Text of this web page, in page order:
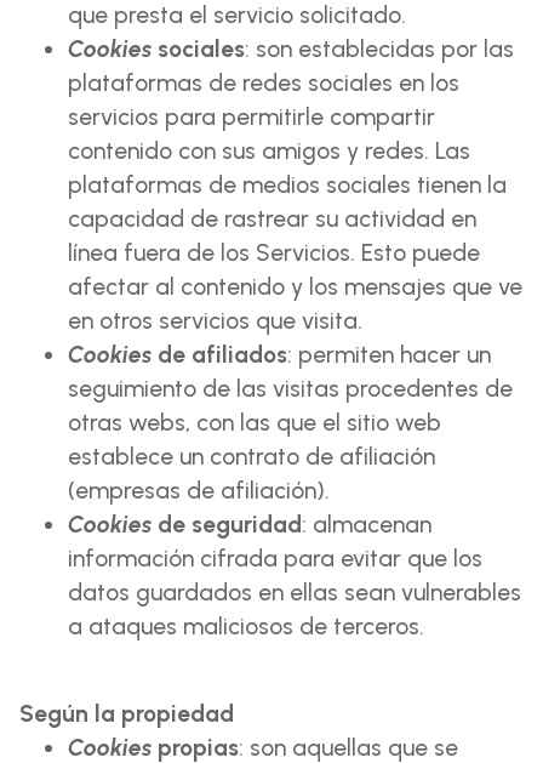
que presta el servicio solicitado.
Cookies sociales: son establecidas por las
plataformas de redes sociales en los
servicios para permitirle compartir
contenido con sus amigos y redes. Las
plataformas de medios sociales tienen la
capacidad de rastrear su actividad en
línea fuera de los Servicios. Esto puede
afectar al contenido y los mensajes que ve
en otros servicios que visita.
Cookies de afiliados: permiten hacer un
seguimiento de las visitas procedentes de
otras webs, con las que el sitio web
establece un contrato de afiliación
(empresas de afiliación).
Cookies de seguridad: almacenan
información cifrada para evitar que los
datos guardados en ellas sean vulnerables
a ataques maliciosos de terceros.
Según la propiedad
Cookies propias: son aquellas que se